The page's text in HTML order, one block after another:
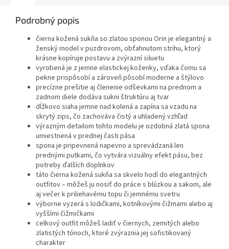
Podrobný popis
čierna kožená sukňa so zlatou sponou Orin je elegantný a
ženský model v puzdrovom, obťahnutom strihu, ktorý
krásne kopíruje postavu a zvýrazní siluetu
vyrobená je z jemne elastickej koženky, vďaka čomu sa
pekne prispôsobí a zároveň pôsobí moderne a štýlovo
precízne prešitie aj členenie odševkami na prednom a
zadnom diele dodáva sukni štruktúru aj tvar
dĺžkovo siaha jemne nad kolená a zapína sa vzadu na
skrytý zips, čo zachováva čistý a uhladený vzhľad
výrazným detailom tohto modelu je ozdobná zlatá spona
umiestnená v prednej časti pása
spona je pripevnená napevno a sprevádzaná len
prednými putkami, čo vytvára vizuálny efekt pásu, bez
potreby ďalších doplnkov
táto čierna kožená sukňa sa skvelo hodí do elegantných
outfitov – môžeš ju nosiť do práce s blúzkou a sakom, ale
aj večer k priliehavému topu či jemnému svetru
výborne vyzerá s lodičkami, kotníkovými čižmami alebo aj
vyššími čižmičkami
celkový outfit môžeš ladiť v čiernych, zemitých alebo
zlatistých tónoch, ktoré zvýraznia jej sofistikovaný
charakter